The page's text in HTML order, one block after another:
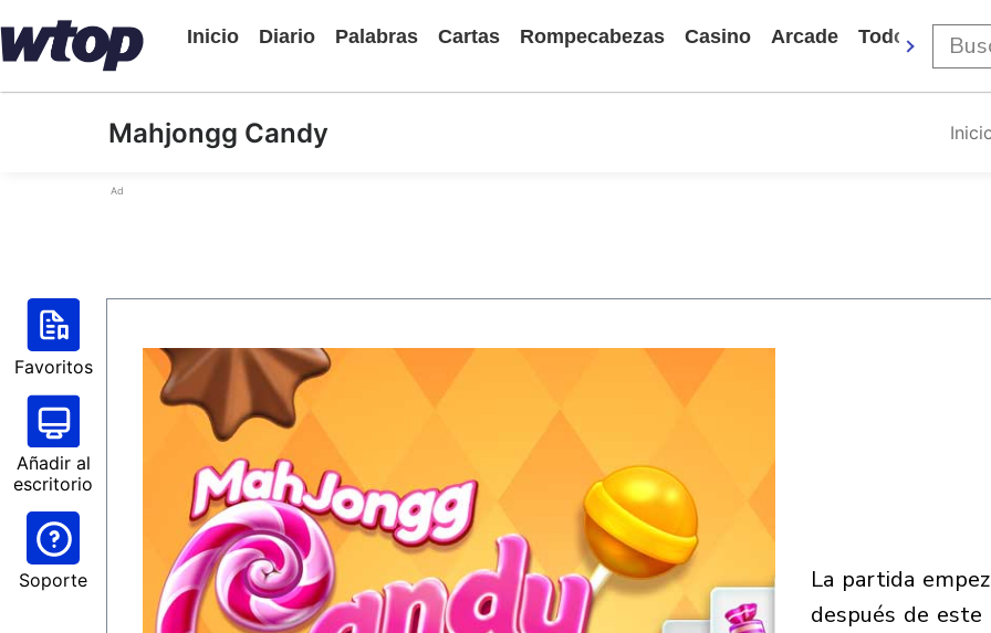
Inicio Diario Palabras Cartas Rompecabezas Casino Arcade Todos Los
Mahjongg Candy
Ad
Favoritos
Añadir al
escritorio
Soporte
la partida empezará
después de este